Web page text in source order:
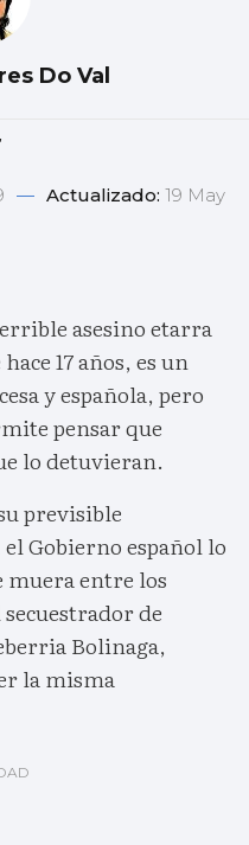
Do Val
— Actualizado: 19 May
asesino etarra
17 años, es un
y española, pero
pensar que
lo detuvieran.
previsible
Gobierno español lo
muera entre los
de
Bolinaga,
la misma